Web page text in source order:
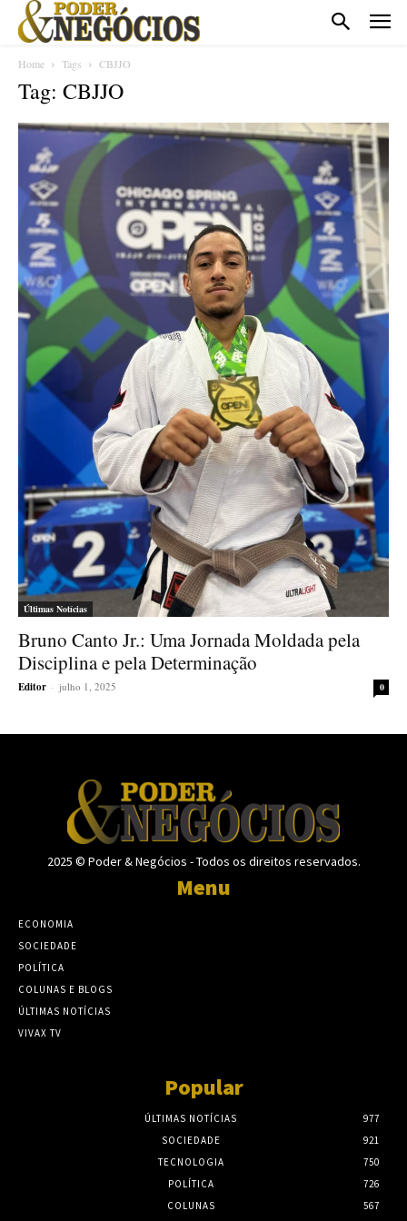
Home Tags CBJJO
Tag: CBJJO
Últimas Notícias
Bruno Canto Jr.: Uma Jornada Moldada pela
Disciplina e pela Determinação
Editor - julho 1, 2025 0
2025 © Poder & Negócios - Todos os direitos reservados.
Menu
ECONOMIA
SOCIEDADE
POLÍTICA
COLUNAS E BLOGS
ÚLTIMAS NOTÍCIAS
VIVAX TV
Popular
ÚLTIMAS NOTÍCIAS
977
SOCIEDADE
921
TECNOLOGIA
750
POLÍTICA
726
COLUNAS
567